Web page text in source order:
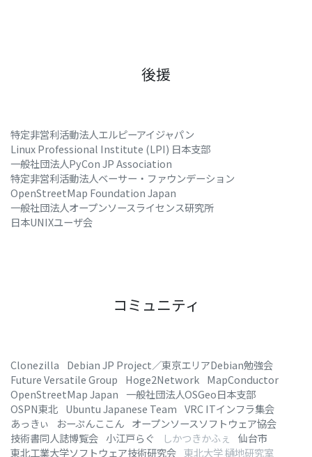
後援
特定非営利活動法人エルピーアイジャパン
Linux Professional Institute (LPI) 日本支部
一般社団法人PyCon JP Association
特定非営利活動法人ベーサー・ファウンデーション
OpenStreetMap Foundation Japan
一般社団法人オープンソースライセンス研究所
日本UNIXユーザ会
コミュニティ
Clonezilla
Debian JP Project／東京エリアDebian勉強会
Future Versatile Group
Hoge2Network MapConductor
OpenStreetMap Japan 一般社団法人OSGeo日本支部
OSPN東北 Ubuntu Japanese Team VRC ITインフラ集会
あっきぃ
おーぷんここん オープンソースソフトウェア協会
技術書同人誌博覧会 小江戸らぐ しかつきかふぇ
仙台市
東北工業大学ソフトウェア技術研究会 東北大学 樋地研究室